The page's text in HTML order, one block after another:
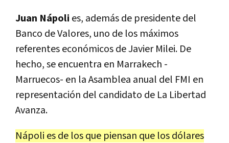
Juan Nápoli es, además de presidente del
Banco de Valores, uno de los máximos
referentes económicos de Javier Milei. De
hecho, se encuentra en Marrakech -
Marruecos- en la Asamblea anual del FMI en
representación del candidato de La Libertad
Avanza.
Nápoli es de los que piensan que los dólares